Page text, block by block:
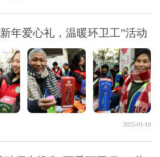
年爱心礼，温暖环卫工”活动
2025-01-10